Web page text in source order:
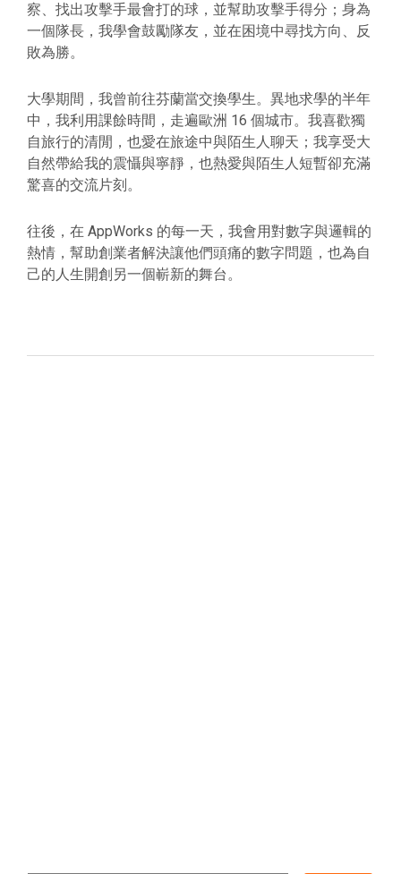
察、找出攻擊手最會打的球，並幫助攻擊手得分；身為
一個隊長，我學會鼓勵隊友，並在困境中尋找方向、反
敗為勝。
大學期間，我曾前往芬蘭當交換學生。異地求學的半年
中，我利用課餘時間，走遍歐洲 16 個城市。我喜歡獨
自旅行的清閒，也愛在旅途中與陌生人聊天；我享受大
自然帶給我的震懾與寧靜，也熱愛與陌生人短暫卻充滿
驚喜的交流片刻。
往後，在 AppWorks 的每一天，我會用對數字與邏輯的
熱情，幫助創業者解決讓他們頭痛的數字問題，也為自
己的人生開創另一個嶄新的舞台。